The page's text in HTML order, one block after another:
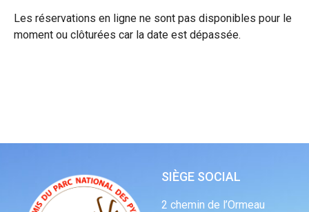
Les réservations en ligne ne sont pas disponibles pour le
moment ou clôturées car la date est dépassée.
SIÈGE SOCIAL
2 chemin de l’Ormeau